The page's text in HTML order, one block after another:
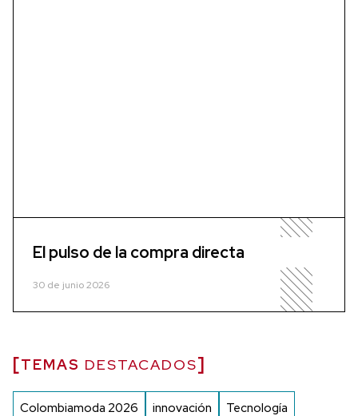
El pulso de la compra directa
30 de junio 2026
TEMAS DESTACADOS
Colombiamoda 2026 innovación Tecnología